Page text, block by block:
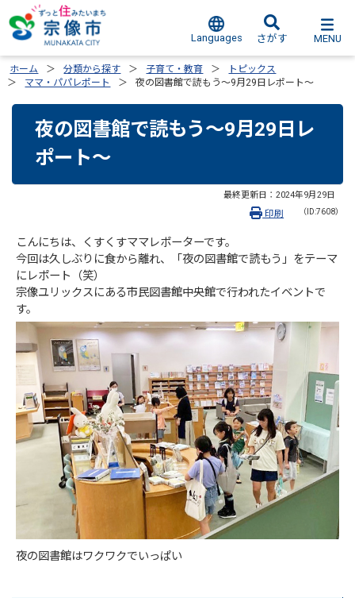
Languages さがす MENU
ホーム 分類から探す 子育て・教育
トピックス
ママ・パパレポート
夜の図書館で読もう～9月29日レポート～
夜の図書館で読もう～9月29日レ
ポート～
最終更新日： 2024年9月29日
（ID:7608）
印刷
こんにちは、くすくすママレポーターです。
今回は久しぶりに食から離れ、「夜の図書館で読もう」をテーマ
にレポート（笑）
宗像ユリックスにある市民図書館中央館で行われたイベントで
す。
夜の図書館はワクワクでいっぱい